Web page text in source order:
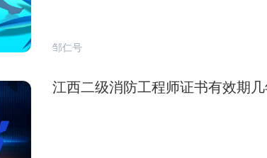
邹仁号
江西二级消防工程师证书有效期